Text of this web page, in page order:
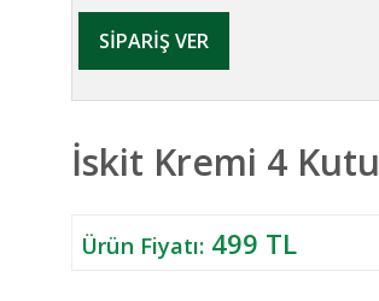
İskit Kremi 4 Kutu
Ürün Fiyatı:499 TL